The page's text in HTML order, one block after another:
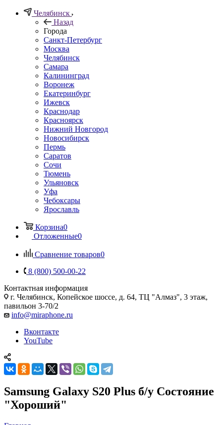
Челябинск
Назад
Города
Санкт-Петербург
Москва
Челябинск
Самара
Калининград
Воронеж
Екатеринбург
Ижевск
Краснодар
Красноярск
Нижний Новгород
Новосибирск
Пермь
Саратов
Сочи
Тюмень
Ульяновск
Уфа
Чебоксары
Ярославль
Корзина0
Отложенные0
Сравнение товаров0
8 (800) 500-00-22
Контактная информация
г. Челябинск, Копейское шоссе, д. 64, ТЦ "Алмаз", 3 этаж,
павильон 3-70/2
info@miraphone.ru
Вконтакте
YouTube
Samsung Galaxy S20 Plus б/у Состояние
"Хороший"